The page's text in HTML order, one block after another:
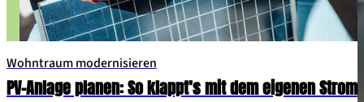
Wohntraum modernisieren
PV-Anlage planen: So klappt’s mit dem eigenen Strom